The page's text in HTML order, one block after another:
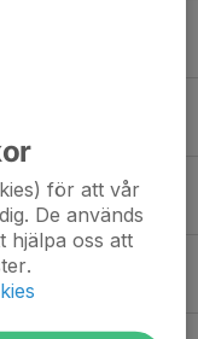
för att vår
De används
hjälpa oss att